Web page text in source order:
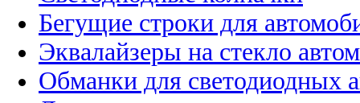
Бегущие строки для
Эквалайзеры на стекло
Обманки для светодиодных